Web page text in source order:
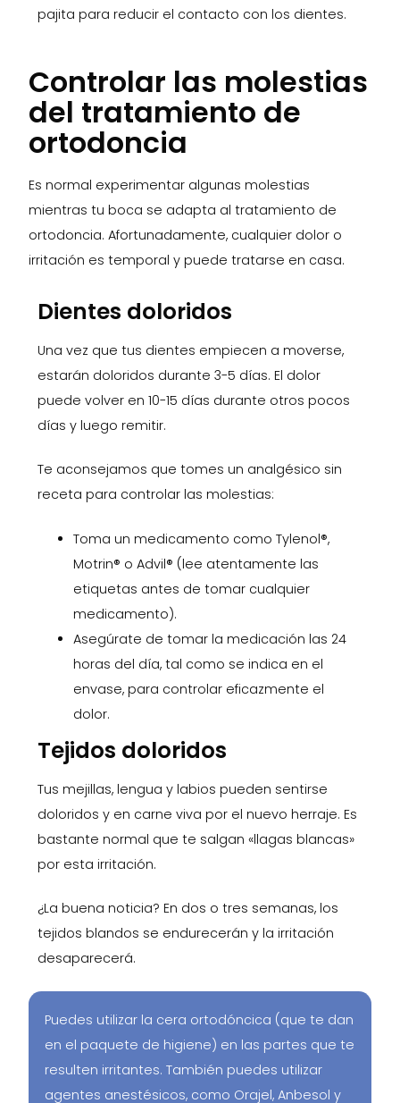
pajita para reducir el contacto con los dientes.
Controlar las molestias
del tratamiento de
ortodoncia
Es normal experimentar algunas molestias
mientras tu boca se adapta al tratamiento de
ortodoncia. Afortunadamente, cualquier dolor o
irritación es temporal y puede tratarse en casa.
Dientes doloridos
Una vez que tus dientes empiecen a moverse,
estarán doloridos durante 3-5 días. El dolor
puede volver en 10-15 días durante otros pocos
días y luego remitir.
Te aconsejamos que tomes un analgésico sin
receta para controlar las molestias:
Toma un medicamento como Tylenol®,
Motrin® o Advil® (lee atentamente las
etiquetas antes de tomar cualquier
medicamento).
Asegúrate de tomar la medicación las 24
horas del día, tal como se indica en el
envase, para controlar eficazmente el
dolor.
Tejidos doloridos
Tus mejillas, lengua y labios pueden sentirse
doloridos y en carne viva por el nuevo herraje. Es
bastante normal que te salgan «llagas blancas»
por esta irritación.
¿La buena noticia? En dos o tres semanas, los
tejidos blandos se endurecerán y la irritación
desaparecerá.
Puedes utilizar la cera ortodóncica (que te dan
en el paquete de higiene) en las partes que te
resulten irritantes. También puedes utilizar
agentes anestésicos, como Orajel, Anbesol y